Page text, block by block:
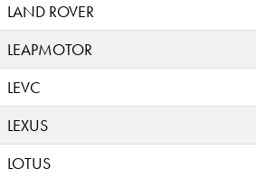
LAND ROVER
LEAPMOTOR
LEVC
LEXUS
LOTUS